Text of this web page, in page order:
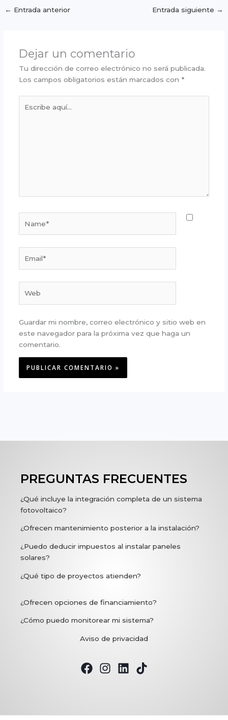
← Entrada anterior Entrada siguiente →
Dejar un comentario
Tu dirección de correo electrónico no será publicada.
Los campos obligatorios están marcados con *
aquí...
Guardar mi nombre, correo electrónico y sitio web en
este navegador para la próxima vez que haga un
comentario.
PREGUNTAS FRECUENTES
¿Qué incluye la integración completa de un sistema
fotovoltaico?
¿Ofrecen mantenimiento posterior a la instalación?
¿Puedo deducir impuestos al instalar paneles
solares?
¿Qué tipo de proyectos atienden?
¿Ofrecen opciones de financiamiento?
¿Cómo puedo monitorear mi sistema?
Aviso de privacidad